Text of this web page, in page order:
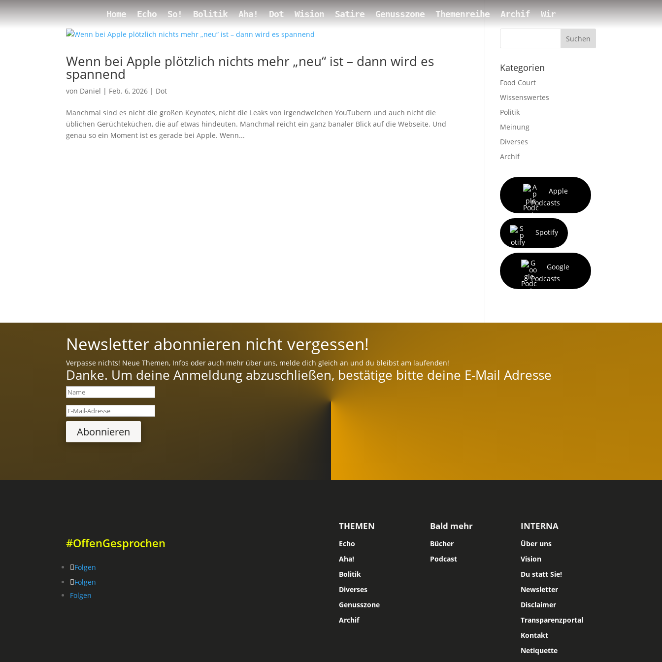
Home Echo So! Bolitik Aha! Dot Wision Satire Genusszone Themenreihe Archif Wir
Wenn bei Apple plötzlich nichts mehr „neu“ ist – dann wird es
spannend
von Daniel | Feb. 6, 2026 | Dot
Manchmal sind es nicht die großen Keynotes, nicht die Leaks von irgendwelchen YouTubern und auch nicht die
üblichen Gerüchteküchen, die auf etwas hindeuten. Manchmal reicht ein ganz banaler Blick auf die Webseite. Und
genau so ein Moment ist es gerade bei Apple. Wenn...
Suchen
Kategorien
Food Court
Wissenswertes
Politik
Meinung
Diverses
Archif
Apple
Podcasts
Spotify
Google
Podcasts
Newsletter abonnieren nicht vergessen!
Verpasse nichts! Neue Themen, Infos oder auch mehr über uns, melde dich gleich an und du bleibst am laufenden!
Danke. Um deine Anmeldung abzuschließen, bestätige bitte deine E-Mail Adresse
Abonnieren
#OffenGesprochen
Folgen
Folgen
Folgen
THEMEN
Echo
Aha!
Bolitik
Diverses
Genusszone
Archif
Bald mehr
Bücher
Podcast
INTERNA
Über uns
Vision
Du statt Sie!
Newsletter
Disclaimer
Transparenzportal
Kontakt
Netiquette